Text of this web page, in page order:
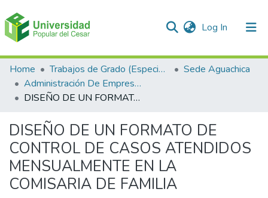
Log In (current)
Communities & Collections
All of DSpace
Home Trabajos de Grado (Especializaciones y Pregrados)
Sede Aguachica
Administración De Empresas
DISEÑO DE UN FORMATO DE CONTROL DE CASOS ATENDIDOS MENSUALMENTE EN LA COMISARIA DE FAMILIA
DISEÑO DE UN FORMATO DE
CONTROL DE CASOS ATENDIDOS
MENSUALMENTE EN LA
COMISARIA DE FAMILIA